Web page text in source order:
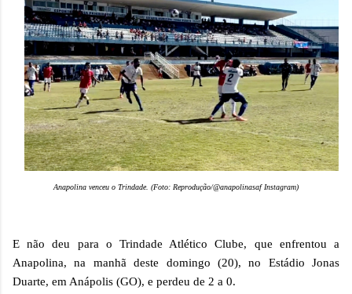
Anapolina venceu o Trindade. (Foto: Reprodução/@anapolinasaf Instagram)
E não deu para o Trindade Atlético Clube, que enfrentou a
Anapolina, na manhã deste domingo (20), no Estádio Jonas
Duarte, em Anápolis (GO), e perdeu de 2 a 0.